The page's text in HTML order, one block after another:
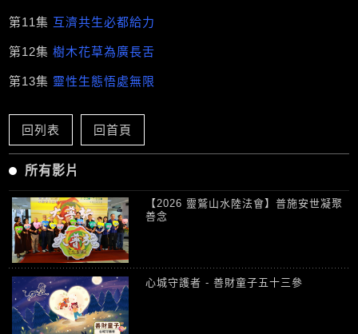
第11集 互濟共生必都給力
第12集樹木花草為廣長舌
第13集 靈性生態悟處無限
回列表 回首頁
所有影片
【2026 靈鷲山水陸法會】普施安世凝聚
善念
心城守護者 - 善財童子五十三參